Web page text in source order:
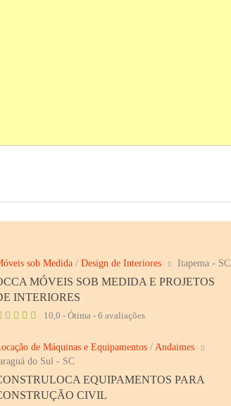
sob Medida/ Design de Interiores Itapema - SC
MÓVEIS SOB MEDIDA E PROJETOS
INTERIORES
10,0 - Ótima - 6 avaliações
de Máquinas e Equipamentos/ Andaimes
do Sul - SC
EQUIPAMENTOS PARA
CIVIL